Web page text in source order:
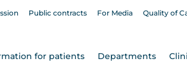
Public contracts For Media Quality of
for patients Departments